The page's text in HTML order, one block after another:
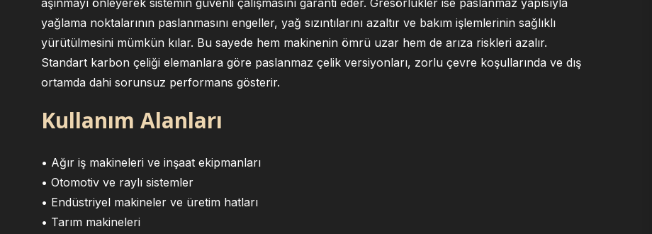
aşınmayı önleyerek sistemin güvenli çalışmasını garanti eder. Gresörlükler ise paslanmaz yapısıyla
yağlama noktalarının paslanmasını engeller, yağ sızıntılarını azaltır ve bakım işlemlerinin sağlıklı
yürütülmesini mümkün kılar. Bu sayede hem makinenin ömrü uzar hem de arıza riskleri azalır.
Standart karbon çeliği elemanlara göre paslanmaz çelik versiyonları, zorlu çevre koşullarında ve dış
ortamda dahi sorunsuz performans gösterir.
Kullanım Alanları
• Ağır iş makineleri ve inşaat ekipmanları
• Otomotiv ve raylı sistemler
• Endüstriyel makineler ve üretim hatları
• Tarım makineleri